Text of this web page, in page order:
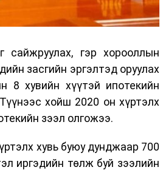
сайжруулах, гэр хорооллын
засгийн эргэлтэд оруулах
8 хувийн хүүтэй ипотекийн
хойш 2020 он хүртэлх
зээл олгожээ.
хувь буюу дунджаар 700
иргэдийн төлж буй зээлийн